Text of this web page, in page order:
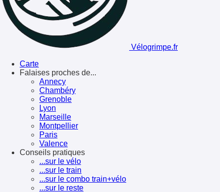
Vélogrimpe.fr
Carte
Falaises proches de...
Annecy
Chambéry
Grenoble
Lyon
Marseille
Montpellier
Paris
Valence
Conseils pratiques
...sur le vélo
...sur le train
...sur le combo train+vélo
...sur le reste